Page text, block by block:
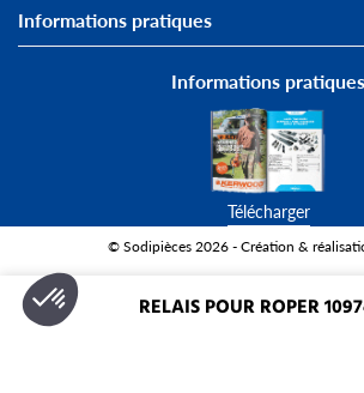
RELAIS POUR ROPER
Informations pratiques
Informations pratiques
Télécharger
© Sodipièces 2026 - Création &
Paiement sécurisé